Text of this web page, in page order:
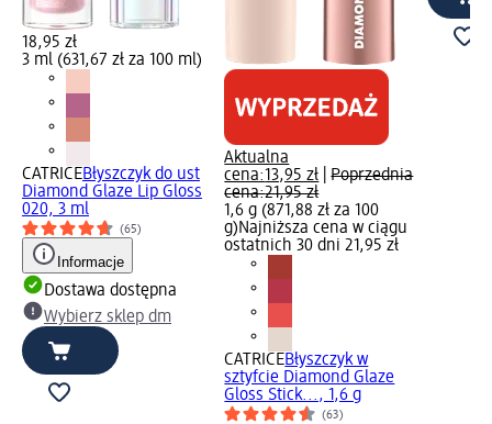
18,95 zł
3 ml (631,67 zł za 100 ml)
CATRICEBłyszczyk do ust
Diamond Glaze Lip Gloss
020, 3 ml
(65)
Informacje
Dostawa dostępna
Wybierz sklep dm
Aktualna
cena:13,95 zł |Poprzednia
cena:21,95 zł
1,6 g (871,88 zł za 100
g)Najniższa cena w ciągu
ostatnich 30 dni 21,95 zł
CATRICEBłyszczyk w
sztyfcie Diamond Glaze
Gloss Stick..., 1,6 g
(63)